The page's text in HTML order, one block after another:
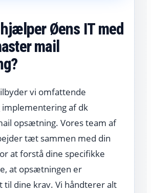
Øens IT med
mail
vi omfattende
implementering af dk
opsætning. Vores team af
tæt sammen med din
at forstå dine specifikke
at opsætningen er
dine krav. Vi håndterer alt